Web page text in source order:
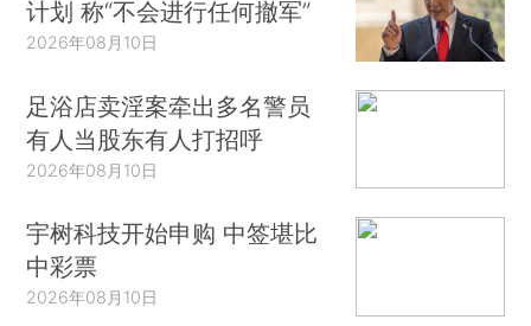
计划 称“不会进行任何撤军”
2026年08月10日
足浴店卖淫案牵出多名警员
有人当股东有人打招呼
2026年08月10日
宇树科技开始申购 中签堪比
中彩票
2026年08月10日